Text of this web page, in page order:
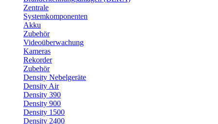
Zentrale
Systemkomponenten
Akku
Zubehör
Videoüberwachung
Kameras
Rekorder
Zubehör
Density Nebelgeräte
Density Air
Density 390
Density 900
Density 1500
Density 2400